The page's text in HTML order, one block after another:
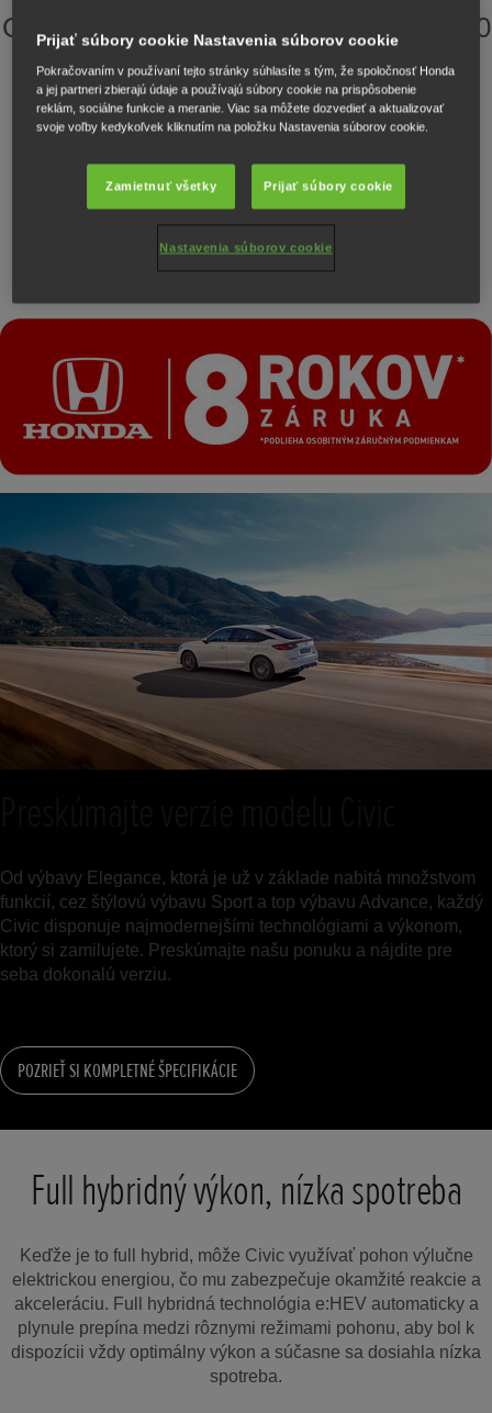
Objem batožinového priestoru až 1 220
litrov*
Honda SENSING
Inteligentný súbor pokročilých
bezpečnostných prvkov pre vodiča
Od výbavy Elegance, ktorá je už v základe nabitá množstvom
funkcií, cez štýlovú výbavu Sport a top výbavu Advance, každý
Civic disponuje najmodernejšími technológiami a výkonom,
ktorý si zamilujete. Preskúmajte našu ponuku a nájdite pre
seba dokonalú verziu.
POZRIEŤ SI KOMPLETNÉ ŠPECIFIKÁCIE
Full hybridný výkon, nízka spotreba
Keďže je to full hybrid, môže Civic využívať pohon výlučne
elektrickou energiou, čo mu zabezpečuje okamžité reakcie a
akceleráciu. Full hybridná technológia e:HEV automaticky a
plynule prepína medzi rôznymi režimami pohonu, aby bol k
dispozícii vždy optimálny výkon a súčasne sa dosiahla nízka
spotreba.
Prijať súbory cookie Nastavenia súborov cookie
Pokračovaním v používaní tejto stránky súhlasíte s tým, že spoločnosť Honda
a jej partneri zbierajú údaje a používajú súbory cookie na prispôsobenie
reklám, sociálne funkcie a meranie. Viac sa môžete dozvedieť a aktualizovať
svoje voľby kedykoľvek kliknutím na položku Nastavenia súborov cookie.
Zamietnuť všetky Prijať súbory cookie
Nastavenia súborov cookie